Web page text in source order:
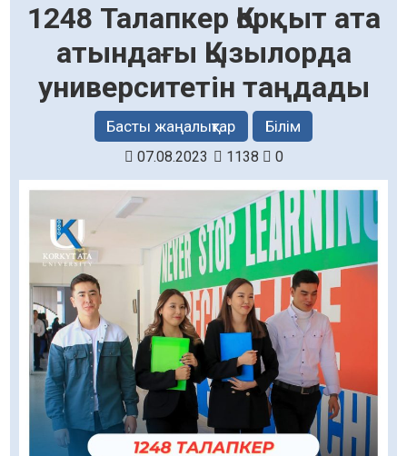
1248 Талапкер Қорқыт ата
атындағы Қызылорда
университетін таңдады
Басты жаңалықтар Білім
07.08.2023 1138 0